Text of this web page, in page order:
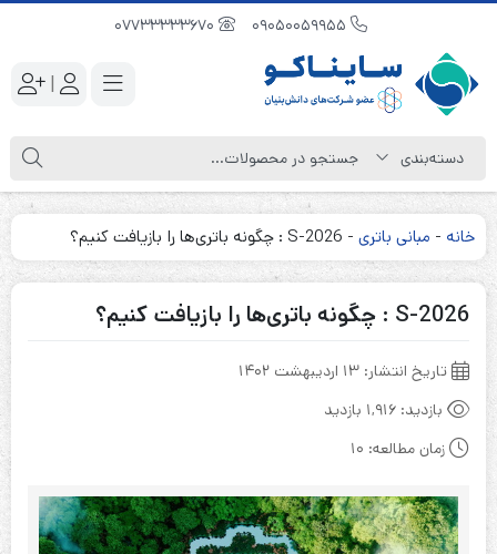
|
خانه - مبانی باتری - S-2026 : چگونه باتری‌ها را بازیافت کنیم؟
S-2026 : چگونه باتری‌ها را بازیافت کنیم؟
تاریخ انتشار: ۱۳ اردیبهشت ۱۴۰۲
بازدید: 1,916 بازدید
زمان مطالعه: 10